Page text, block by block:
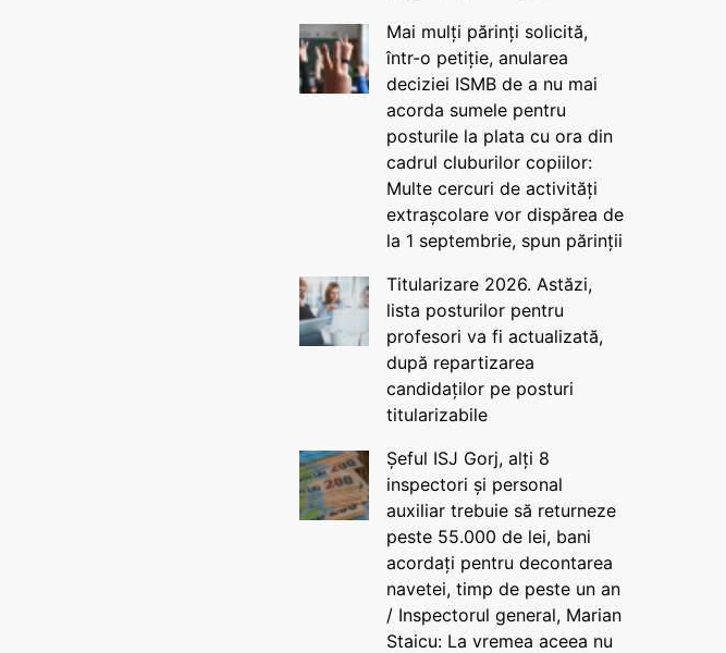
Mai mulți părinți solicită,
într-o petiție, anularea
deciziei ISMB de a nu mai
acorda sumele pentru
posturile la plata cu ora din
cadrul cluburilor copiilor:
Multe cercuri de activități
extrașcolare vor dispărea de
la 1 septembrie, spun părinții
Titularizare 2026. Astăzi,
lista posturilor pentru
profesori va fi actualizată,
după repartizarea
candidaților pe posturi
titularizabile
Șeful ISJ Gorj, alți 8
inspectori și personal
auxiliar trebuie să returneze
peste 55.000 de lei, bani
acordați pentru decontarea
navetei, timp de peste un an
/ Inspectorul general, Marian
Staicu: La vremea aceea nu